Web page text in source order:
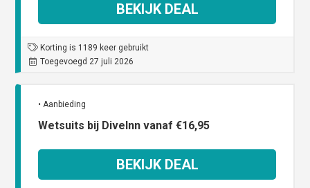
BEKIJK DEAL
Korting is 1189 keer gebruikt
Toegevoegd 27 juli 2026
• Aanbieding
Wetsuits bij DiveInn vanaf €16,95
BEKIJK DEAL